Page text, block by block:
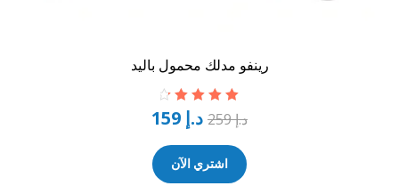
رينفو مدلك محمول باليد
تم التقييم
من 5
د.إ259 د.إ
اشتري الآن